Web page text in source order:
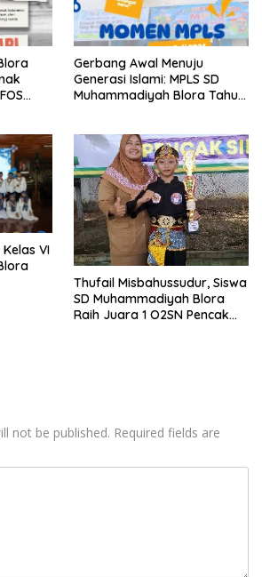
Gerbang Awal Menuju
Generasi Islami: MPLS SD
Muhammadiyah Blora Tahun
VI
Thufail Misbahussudur, Siswa
SD Muhammadiyah Blora
Raih Juara 1 O2SN Pencak
not be published. Required fields are